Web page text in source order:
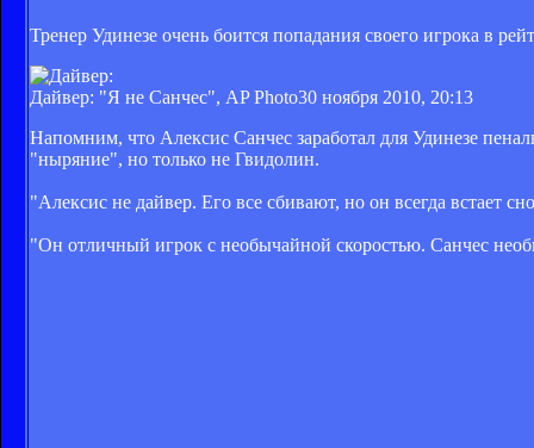
Тренер Удинезе очень боится попадания своего игрока в
Дайвер: "Я не Санчес", AP Photo30 ноября 2010, 20:13
Напомним, что Алексис Санчес заработал для Удинезе
"ныряние", но только не Гвидолин.
"Алексис не дайвер. Его все сбивают, но он всегда встает
"Он отличный игрок с необычайной скоростью. Санчес